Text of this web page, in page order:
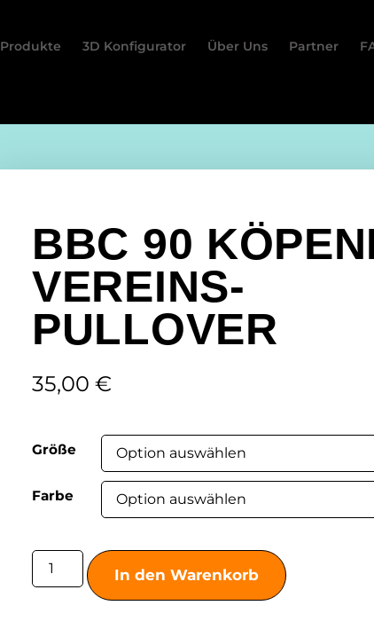
Produkte 3D Konfigurator Über Uns Partner
BBC 90
VEREINS-
PULLOVER
35,00 €
Größe
Farbe
In den Warenkorb